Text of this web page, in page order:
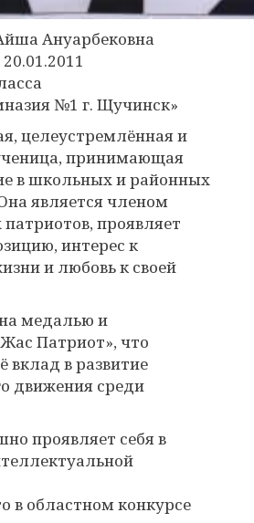
Ануарбековна
№1 г. Щучинск»
целеустремлённая и
принимающая
в школьных и районных
является членом
проявляет
интерес к
и любовь к своей
медалью и
Патриот», что
вклад в развитие
движения среди
проявляет себя в
в областном конкурсе